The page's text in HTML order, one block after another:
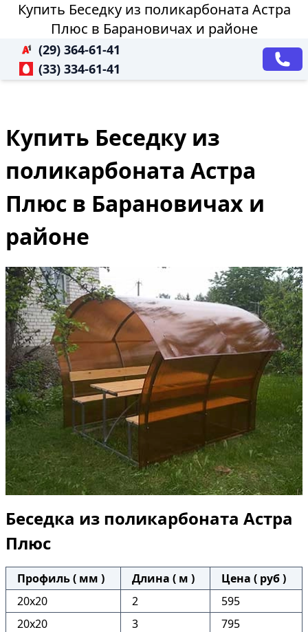
Купить Беседку из поликарбоната Астра
Плюс в Барановичах и районе
(29) 364-61-41
(33) 334-61-41
Купить Беседку из
поликарбоната Астра
Плюс в Барановичах и
районе
Беседка из поликарбоната Астра
Плюс
Профиль ( мм ) Длина ( м )
Цена ( руб )
20х20
2
595
20х20
3
795